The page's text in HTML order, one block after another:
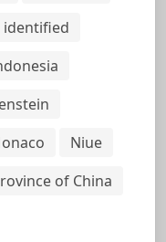
identified
Niue
of China